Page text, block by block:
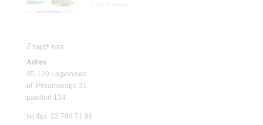
Znajdź nas
Adres
05-120 Legionowo
ul. Piłsudskiego 31,
pawilon 134
tel./fax. 22 784 71 96